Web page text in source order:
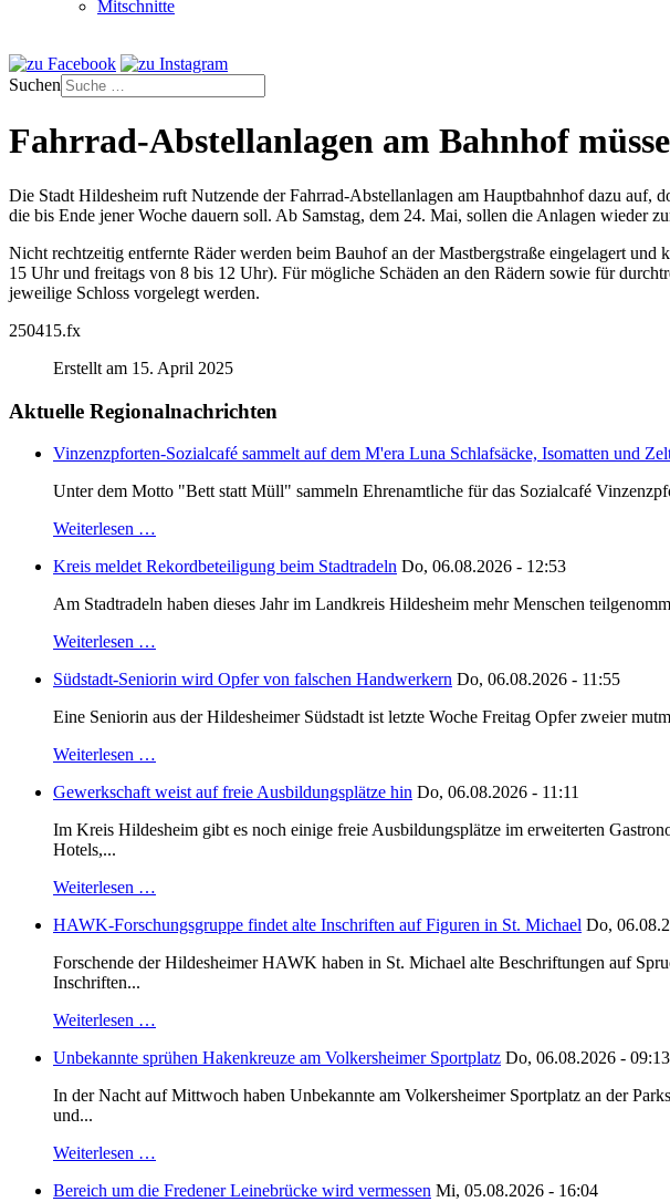
Mitschnitte
Suchen
Fahrrad-Abstellanlagen am Bahnhof
Die Stadt Hildesheim ruft Nutzende der Fahrrad-Abstellanlagen am Hauptbahnhof dazu auf,
die bis Ende jener Woche dauern soll. Ab Samstag, dem 24. Mai, sollen die Anlagen wieder
Nicht rechtzeitig entfernte Räder werden beim Bauhof an der Mastbergstraße eingelagert
15 Uhr und freitags von 8 bis 12 Uhr). Für mögliche Schäden an den Rädern sowie für
jeweilige Schloss vorgelegt werden.
250415.fx
Erstellt am 15. April 2025
Aktuelle Regionalnachrichten
Vinzenzpforten-Sozialcafé sammelt auf dem M'era Luna Schlafsäcke, Isomatten und
Unter dem Motto "Bett statt Müll" sammeln Ehrenamtliche für das Sozialcafé
Weiterlesen …
Kreis meldet Rekordbeteiligung beim Stadtradeln Do, 06.08.2026 - 12:53
Am Stadtradeln haben dieses Jahr im Landkreis Hildesheim mehr Menschen
Weiterlesen …
Südstadt-Seniorin wird Opfer von falschen Handwerkern Do, 06.08.2026 - 11:55
Eine Seniorin aus der Hildesheimer Südstadt ist letzte Woche Freitag Opfer zweier
Weiterlesen …
Gewerkschaft weist auf freie Ausbildungsplätze hin Do, 06.08.2026 - 11:11
Im Kreis Hildesheim gibt es noch einige freie Ausbildungsplätze im erweiterten
Hotels,...
Weiterlesen …
HAWK-Forschungsgruppe findet alte Inschriften auf Figuren in St. Michael Do,
Forschende der Hildesheimer HAWK haben in St. Michael alte Beschriftungen auf
Inschriften...
Weiterlesen …
Unbekannte sprühen Hakenkreuze am Volkersheimer Sportplatz Do, 06.08.2026 - 09:13
In der Nacht auf Mittwoch haben Unbekannte am Volkersheimer Sportplatz an der
und...
Weiterlesen …
Bereich um die Fredener Leinebrücke wird vermessen Mi, 05.08.2026 - 16:04